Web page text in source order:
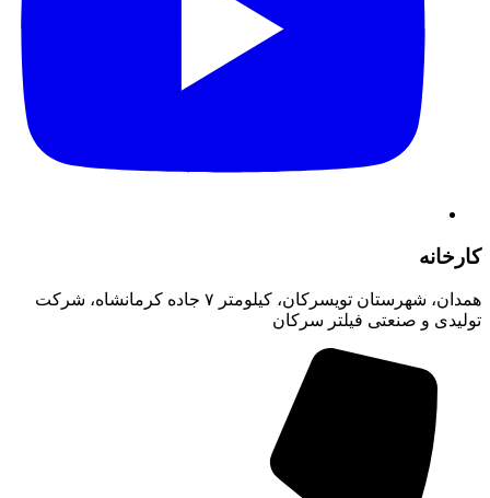
کارخانه
همدان، شهرستان تویسرکان، کیلومتر ۷ جاده کرمانشاه، شرکت
تولیدی و صنعتی فیلتر سرکان